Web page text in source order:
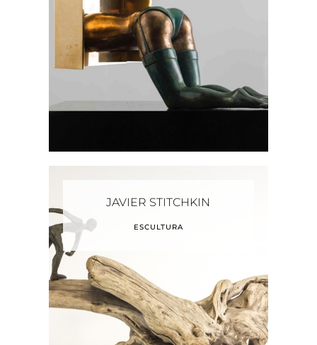
JAVIER STITCHKIN
ESCULTURA